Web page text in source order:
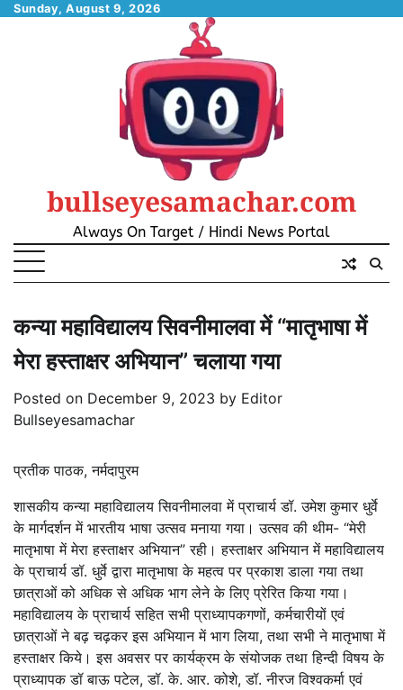
SkipSunday, August 9, 2026
bullseyesamachar.com
Always On Target / Hindi News Portal
कन्या महाविद्यालय सिवनीमालवा में “मातृभाषा में
मेरा हस्ताक्षर अभियान” चलाया गया
Posted on December 9, 2023 by Editor
Bullseyesamachar
प्रतीक पाठक, नर्मदापुरम
शासकीय कन्या महाविद्यालय सिवनीमालवा में प्राचार्य डॉ. उमेश कुमार धुर्वे
के मार्गदर्शन में भारतीय भाषा उत्सव मनाया गया। उत्सव की थीम- “मेरी
मातृभाषा में मेरा हस्ताक्षर अभियान” रही। हस्ताक्षर अभियान में महाविद्यालय
के प्राचार्य डॉ. धुर्वे द्वारा मातृभाषा के महत्व पर प्रकाश डाला गया तथा
छात्राओं को अधिक से अधिक भाग लेने के लिए प्रेरित किया गया।
महाविद्यालय के प्राचार्य सहित सभी प्राध्यापकगणों, कर्मचारीयों एवं
छात्राओं ने बढ़ चढ़कर इस अभियान में भाग लिया, तथा सभी ने मातृभाषा में
हस्ताक्षर किये। इस अवसर पर कार्यक्रम के संयोजक तथा हिन्दी विषय के
प्राध्यापक डॉ बाऊ पटेल, डॉ. के. आर. कोशे, डॉ. नीरज विश्वकर्मा एवं